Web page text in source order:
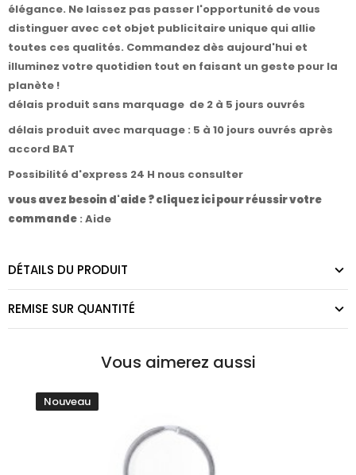
élégance. Ne laissez pas passer l'opportunité de vous
distinguer avec cet objet publicitaire unique qui allie
toutes ces qualités. Commandez dès aujourd'hui et
illuminez votre quotidien tout en faisant un geste pour la
planète !
délais produit sans marquage de 2 à 5 jours ouvrés
délais produit avec marquage : 5 à 10 jours ouvrés après
accord BAT
Possibilité d'express 24 H nous consulter
vous avez besoin d'aide ? cliquez ici pour réussir votre
commande : Aide
DÉTAILS DU PRODUIT
REMISE SUR QUANTITÉ
Vous aimerez aussi
Nouveau